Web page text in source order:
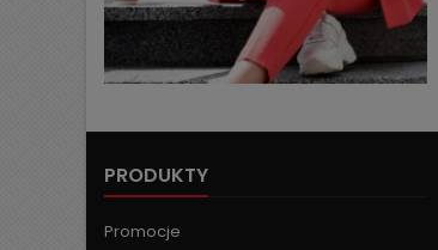
PRODUKTY
Promocje